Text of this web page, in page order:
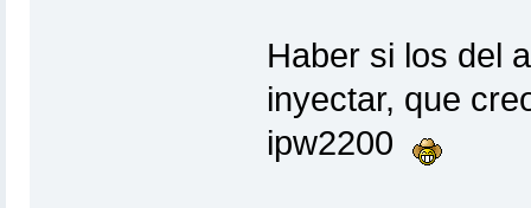
Haber si los del
inyectar, que
ipw2200